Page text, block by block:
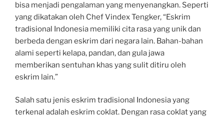
bisa menjadi pengalaman yang menyenangkan. Seperti
yang dikatakan oleh Chef Vindex Tengker, “Eskrim
tradisional Indonesia memiliki cita rasa yang unik dan
berbeda dengan eskrim dari negara lain. Bahan-bahan
alami seperti kelapa, pandan, dan gula jawa
memberikan sentuhan khas yang sulit ditiru oleh
eskrim lain.”
Salah satu jenis eskrim tradisional Indonesia yang
terkenal adalah eskrim coklat. Dengan rasa coklat yang